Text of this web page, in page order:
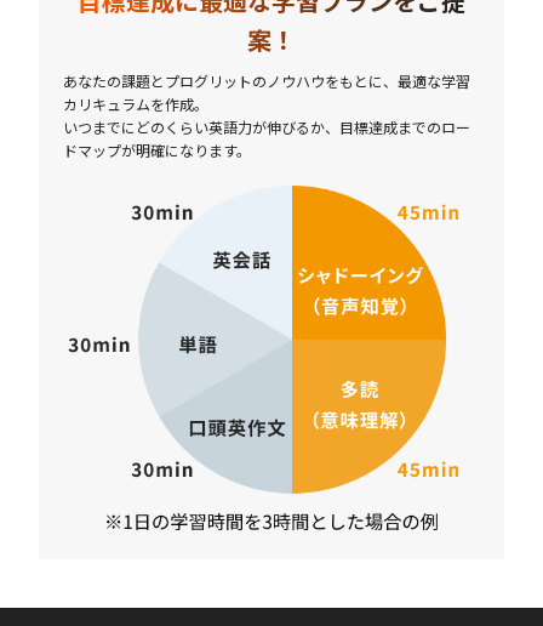
案！
あなたの課題とプログリットのノウハウをもとに、最適な学習
カリキュラムを作成。
いつまでにどのくらい英語力が伸びるか、目標達成までのロー
ドマップが明確になります。